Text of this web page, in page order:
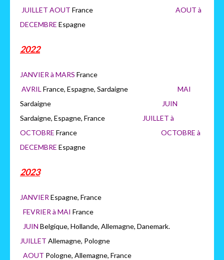
JUILLET AOUT France AOUT à
DECEMBRE Espagne
2022
JANVIER à MARS France
AVRIL France, Espagne, Sardaigne MAI
Sardaigne
JUIN
Sardaigne, Espagne, France
JUILLET à
OCTOBRE France OCTOBRE à
DECEMBRE Espagne
2023
JANVIER Espagne, France
FEVRIER à MAI France
JUIN Belgique, Hollande, Allemagne, Danemark.
JUILLET Allemagne, Pologne
AOUT Pologne, Allemagne, France